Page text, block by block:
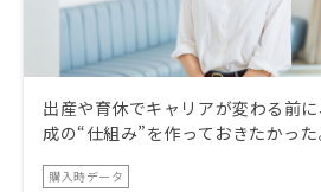
出産や育休でキャリアが変わる前
成の“仕組み”を作っておきたかった
購入時データ